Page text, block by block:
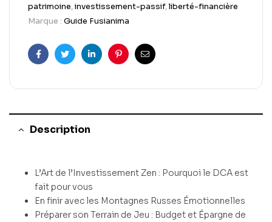
patrimoine,investissement-passif,liberté-financière
Marque : Guide Fusianima
FacebookTwitterLinkedinPinterestEmail
Description
L’Art de l’Investissement Zen : Pourquoi le DCA est
fait pour vous
En finir avec les Montagnes Russes Émotionnelles
Préparer son Terrain de Jeu : Budget et Épargne de